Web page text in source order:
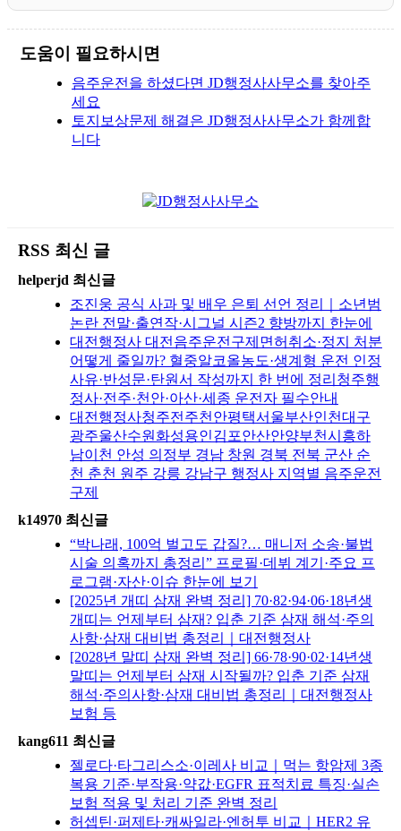
도움이 필요하시면
음주운전을 하셨다면 JD행정사사무소를 찾아주
세요
토지보상문제 해결은 JD행정사사무소가 함께합
니다
RSS 최신 글
helperjd 최신글
조진웅 공식 사과 및 배우 은퇴 선언 정리｜소년범
논란 전말·출연작·시그널 시즌2 향방까지 한눈에
대전행정사 대전음주운전구제면허취소·정지 처분
어떻게 줄일까? 혈중알코올농도·생계형 운전 인정
사유·반성문·탄원서 작성까지 한 번에 정리청주행
정사·전주·천안·아산·세종 운전자 필수안내
대전행정사청주전주천안평택서울부산인천대구
광주울산수원화성용인김포안산안양부천시흥하
남이천 안성 의정부 경남 창원 경북 전북 군산 순
천 춘천 원주 강릉 강남구 행정사 지역별 음주운전
구제
k14970 최신글
“박나래, 100억 벌고도 갑질?… 매니저 소송·불법
시술 의혹까지 총정리” 프로필·데뷔 계기·주요 프
로그램·자산·이슈 한눈에 보기
[2025년 개띠 삼재 완벽 정리] 70·82·94·06·18년생
개띠는 언제부터 삼재? 입춘 기준 삼재 해석·주의
사항·삼재 대비법 총정리｜대전행정사
[2028년 말띠 삼재 완벽 정리] 66·78·90·02·14년생
말띠는 언제부터 삼재 시작될까? 입춘 기준 삼재
해석·주의사항·삼재 대비법 총정리｜대전행정사
보험 등
kang611 최신글
젤로다·타그리스소·이레사 비교｜먹는 항암제 3종
복용 기준·부작용·약값·EGFR 표적치료 특징·실손
보험 적용 및 처리 기준 완벽 정리
허셉틴·퍼제타·캐싸일라·엔허투 비교｜HER2 유